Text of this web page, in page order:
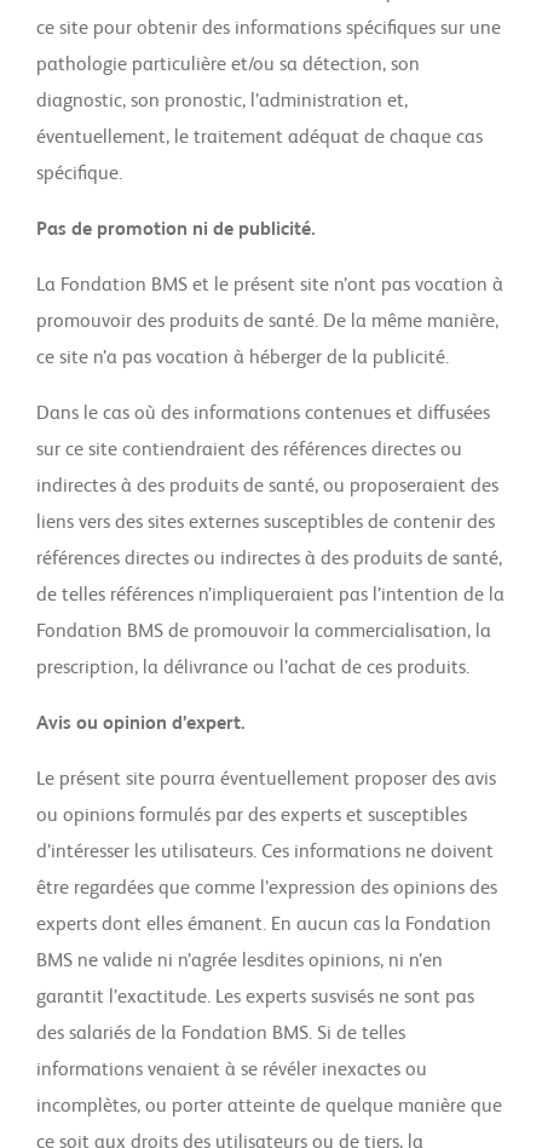
ce site pour obtenir des informations spécifiques sur une
pathologie particulière et/ou sa détection, son
diagnostic, son pronostic, l’administration et,
éventuellement, le traitement adéquat de chaque cas
spécifique.
Pas de promotion ni de publicité.
La Fondation BMS et le présent site n’ont pas vocation à
promouvoir des produits de santé. De la même manière,
ce site n’a pas vocation à héberger de la publicité.
Dans le cas où des informations contenues et diffusées
sur ce site contiendraient des références directes ou
indirectes à des produits de santé, ou proposeraient des
liens vers des sites externes susceptibles de contenir des
références directes ou indirectes à des produits de santé,
de telles références n’impliqueraient pas l’intention de la
Fondation BMS de promouvoir la commercialisation, la
prescription, la délivrance ou l’achat de ces produits.
Avis ou opinion d’expert.
Le présent site pourra éventuellement proposer des avis
ou opinions formulés par des experts et susceptibles
d’intéresser les utilisateurs. Ces informations ne doivent
être regardées que comme l’expression des opinions des
experts dont elles émanent. En aucun cas la Fondation
BMS ne valide ni n’agrée lesdites opinions, ni n’en
garantit l’exactitude. Les experts susvisés ne sont pas
des salariés de la Fondation BMS. Si de telles
informations venaient à se révéler inexactes ou
incomplètes, ou porter atteinte de quelque manière que
ce soit aux droits des utilisateurs ou de tiers, la